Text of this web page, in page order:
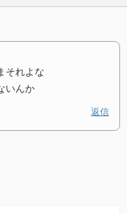
それよな
いんか
返信